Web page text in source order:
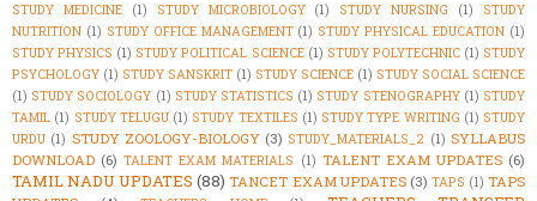
STUDY MEDICINE
(1) STUDY MICROBIOLOGY (1) STUDY NURSING (1)
STUDY
NUTRITION (1) STUDY OFFICE MANAGEMENT (1) STUDY PHYSICAL EDUCATION (1)
STUDY PHYSICS (1) STUDY POLITICAL SCIENCE (1) STUDY POLYTECHNIC (1) STUDY
PSYCHOLOGY (1) STUDY SANSKRIT (1) STUDY SCIENCE (1) STUDY SOCIAL SCIENCE
(1) STUDY SOCIOLOGY (1) STUDY STATISTICS (1) STUDY STENOGRAPHY (1) STUDY
TAMIL (1) STUDY TELUGU (1) STUDY TEXTILES (1) STUDY TYPE WRITING (1) STUDY
URDU (1) STUDY ZOOLOGY-BIOLOGY (3) STUDY_MATERIALS_2 (1) SYLLABUS
DOWNLOAD (6) TALENT EXAM MATERIALS (1) TALENT EXAM UPDATES (6)
TAMIL NADU UPDATES (88) TANCET EXAM UPDATES (3) TAPS (1) TAPS